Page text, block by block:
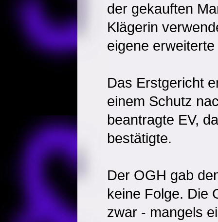
der gekauften
Klägerin
eigene
Das Erstgericht
einem Schutz
beantragte EV,
bestätigte.
Der OGH gab
keine Folge. Die
zwar - mangels